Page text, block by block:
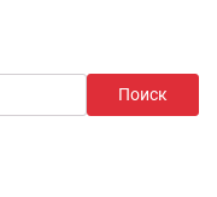
Поиск